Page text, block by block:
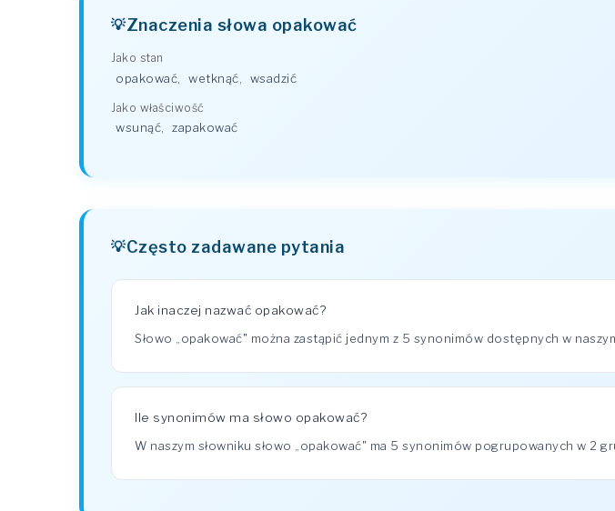
Znaczenia słowa opakować
Jako stan
opakować wetknąć wsadzić
Jako właściwość
wsunąć, zapakować
Często zadawane pytania
Jak inaczej nazwać opakować?
Słowo „opakować" można zastąpić jednym z 5 synonimów dostępnych w
Ile synonimów ma słowo opakować?
W naszym słowniku słowo „opakować" ma 5 synonimów pogrupowanych w 2